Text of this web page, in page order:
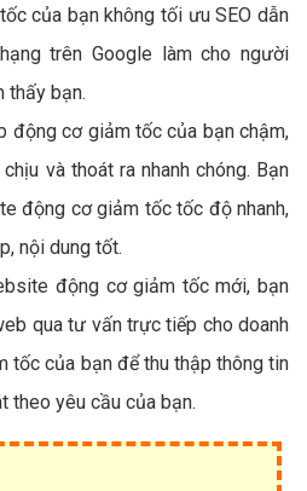
của bạn không tối ưu SEO dẫn
trên Google làm cho người
thấy bạn.
động cơ giảm tốc của bạn chậm,
và thoát ra nhanh chóng. Bạn
động cơ giảm tốc tốc độ nhanh,
nội dung tốt.
động cơ giảm tốc mới, bạn
qua tư vấn trực tiếp cho doanh
tốc của bạn để thu thập thông tin
theo yêu cầu của bạn.